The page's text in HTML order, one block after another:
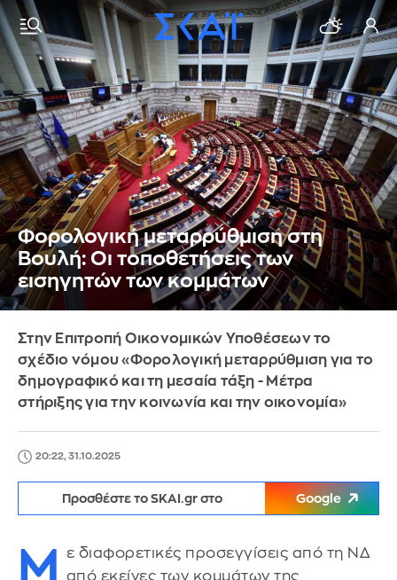
Φορολογική μεταρρύθμιση στη
Βουλή: Οι τοποθετήσεις των
εισηγητών των κομμάτων
Στην Επιτροπή Οικονομικών Υποθέσεων το
σχέδιο νόμου «Φορολογική μεταρρύθμιση για το
δημογραφικό και τη μεσαία τάξη - Μέτρα
στήριξης για την κοινωνία και την οικονομία»
20:22, 31.10.2025
Προσθέστε το SKAI.gr στο Google
Μ
ε διαφορετικές προσεγγίσεις από τη ΝΔ
από εκείνες των κομμάτων της